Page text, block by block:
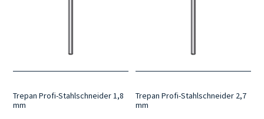
Trepan Profi-Stahlschneider 1,8
mm
Trepan Profi-Stahlschneider 2,7
mm